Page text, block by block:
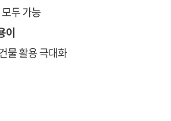
두 가능
이
물 활용 극대화